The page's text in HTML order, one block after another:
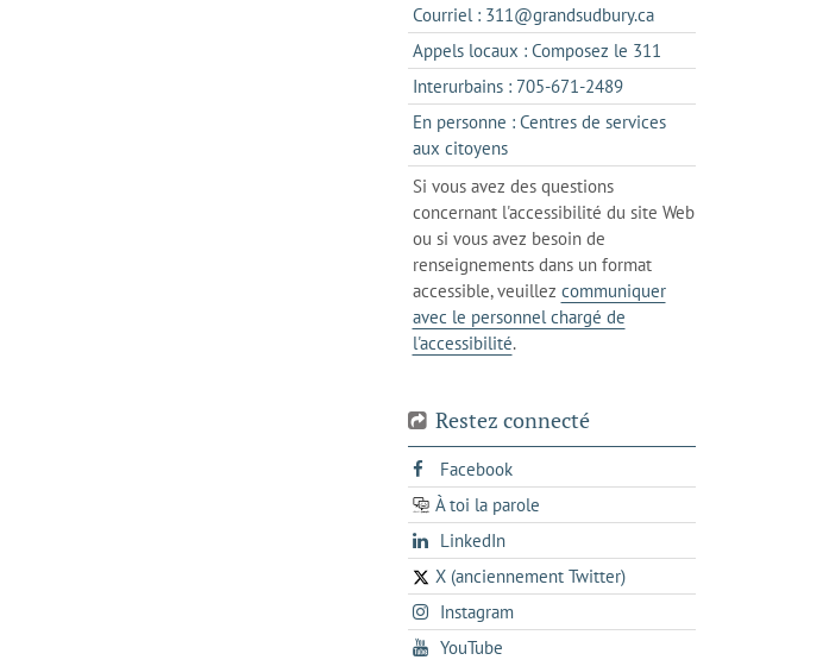
un
nouvel
Courriel : 311@grandsudbury.cas'ouvre
dans
votre
de
Appels locaux : Composez le 311
dans
un
client
téléphone
Interurbains : 705-671-2489s'ouvre
dans
client
votre
En personne : Centres de services
aux citoyenss'ouvre
dans
l'onglet
actuel
Si vous avez des questions
concernant l'accessibilité du site Web
ou si vous avez besoin de
renseignements dans un format
accessible, veuillez communiquer
avec le personnel chargé de
l'accessibilité.
Restez connecté
Facebooks'ouvre
dans
un
onglet
À toi la parole
opens
in
a
new
tab
LinkedInopens
in
a
new
X (anciennement Twitter)
s'ouvre
dans
un
Instagrams'ouvre
dans
YouTubes'ouvre